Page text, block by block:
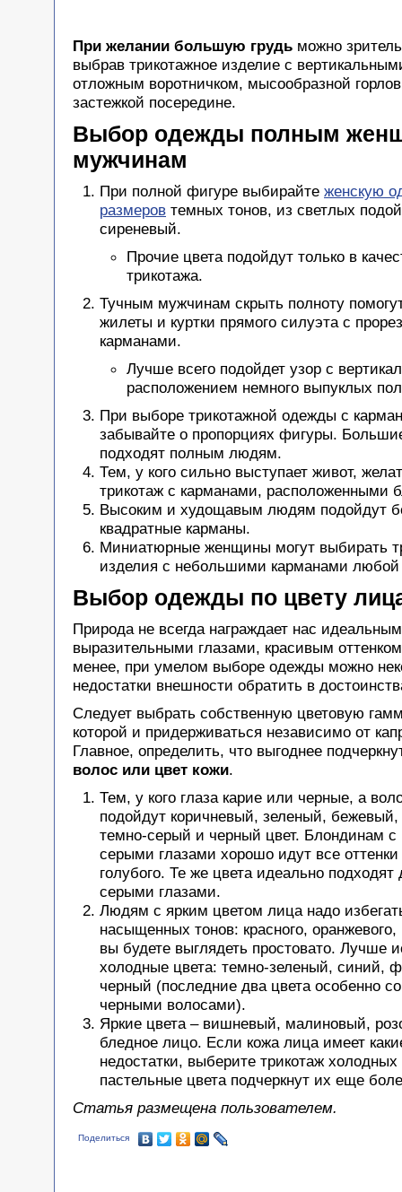
При желании большую грудь можно
выбрав трикотажное изделие с
отложным воротничком, мысообразной
застежкой посередине.
Выбор одежды полным
мужчинам
При полной фигуре выбирайте женскую
размеров темных тонов, из светлых
сиреневый.
Прочие цвета подойдут только в
трикотажа.
Тучным мужчинам скрыть полноту
жилеты и куртки прямого силуэта с
карманами.
Лучше всего подойдет узор с
расположением немного выпуклых
При выборе трикотажной одежды с
забывайте о пропорциях фигуры.
подходят полным людям.
Тем, у кого сильно выступает живот,
трикотаж с карманами, расположенными
Высоким и худощавым людям подойдут
квадратные карманы.
Миниатюрные женщины могут выбирать
изделия с небольшими карманами
Выбор одежды по цвету
Природа не всегда награждает нас
выразительными глазами, красивым
менее, при умелом выборе одежды можно
недостатки внешности обратить в
Следует выбрать собственную цветовую
которой и придерживаться независимо от
Главное, определить, что выгоднее
волос или цвет кожи.
Тем, у кого глаза карие или черные, а
подойдут коричневый, зеленый,
темно-серый и черный цвет. Блондинам
серыми глазами хорошо идут все оттенки
голубого. Те же цвета идеально
серыми глазами.
Людям с ярким цветом лица надо
насыщенных тонов: красного, оранжевого,
вы будете выглядеть простовато. Лучше
холодные цвета: темно-зеленый, синий,
черный (последние два цвета особенно
черными волосами).
Яркие цвета – вишневый, малиновый,
бледное лицо. Если кожа лица имеет
недостатки, выберите трикотаж
пастельные цвета подчеркнут их еще
Статья размещена пользователем.
Поделиться